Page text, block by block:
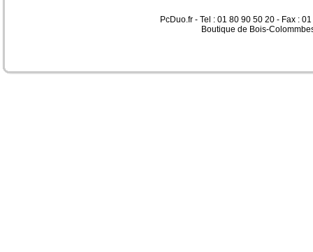
PcDuo.fr - Tel : 01 80 90 50 20 - Fax :
Boutique de Bois-